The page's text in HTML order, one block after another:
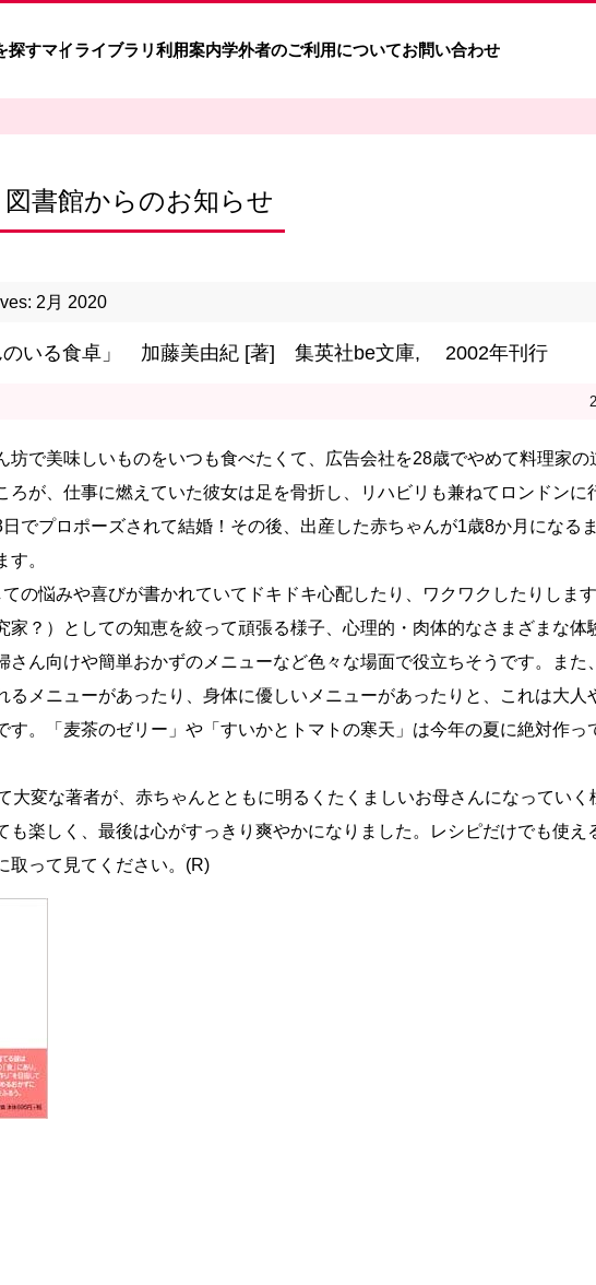
探すマイライブラリ利用案内学外者のご利用についてお問い合わせ
図書館からのお知らせ
2月 2020
のいる食卓」 加藤美由紀 [著] 集英社be文庫, 2002年刊行
坊で美味しいものをいつも食べたくて、広告会社を28歳でやめて料理家の
ろが、仕事に燃えていた彼女は足を骨折し、リハビリも兼ねてロンドンに
でプロポーズされて結婚！その後、出産した赤ちゃんが1歳8か月になる
す。
の悩みや喜びが書かれていてドキドキ心配したり、ワクワクしたりしま
家？）としての知恵を絞って頑張る様子、心理的・肉体的なさまざまな体
さん向けや簡単おかずのメニューなど色々な場面で役立ちそうです。また
るメニューがあったり、身体に優しいメニューがあったりと、これは大人
す。「麦茶のゼリー」や「すいかとトマトの寒天」は今年の夏に絶対作っ
大変な著者が、赤ちゃんとともに明るくたくましいお母さんになっていく
も楽しく、最後は心がすっきり爽やかになりました。レシピだけでも使え
取って見てください。(R)